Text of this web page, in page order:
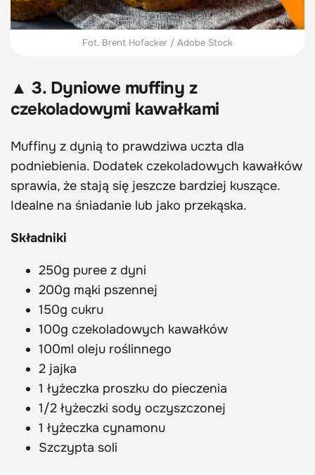
Fot. Brent Hofacker / Adobe Stock
▲ 3. Dyniowe muffiny z
czekoladowymi kawałkami
Muffiny z dynią to prawdziwa uczta dla
podniebienia. Dodatek czekoladowych kawałków
sprawia, że stają się jeszcze bardziej kuszące.
Idealne na śniadanie lub jako przekąska.
Składniki
250g puree z dyni
200g mąki pszennej
150g cukru
100g czekoladowych kawałków
100ml oleju roślinnego
2 jajka
1 łyżeczka proszku do pieczenia
1/2 łyżeczki sody oczyszczonej
1 łyżeczka cynamonu
Szczypta soli